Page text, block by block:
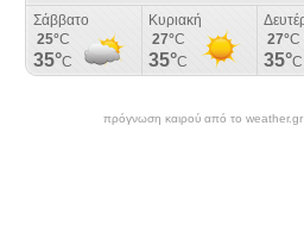
πρόγνωση καιρού από το weather.gr